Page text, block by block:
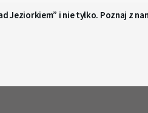
Jeziorkiem” i nie tylko. Poznaj z